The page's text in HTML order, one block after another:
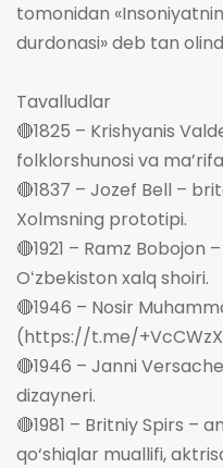
tomonidan
durdonasi» deb tan
Tavalludlar
🔴1825 – Krishyanis
folklorshunosi va
🔴1837 – Jozef Bell –
Xolmsning prototipi.
🔴1921 – Ramz
Oʻzbekiston xalq shoiri.
🔴1946 – Nosir
(https://t.me/
🔴1946 – Janni
dizayneri.
🔴1981 – Britniy Spirs –
qo‘shiqlar muallifi,